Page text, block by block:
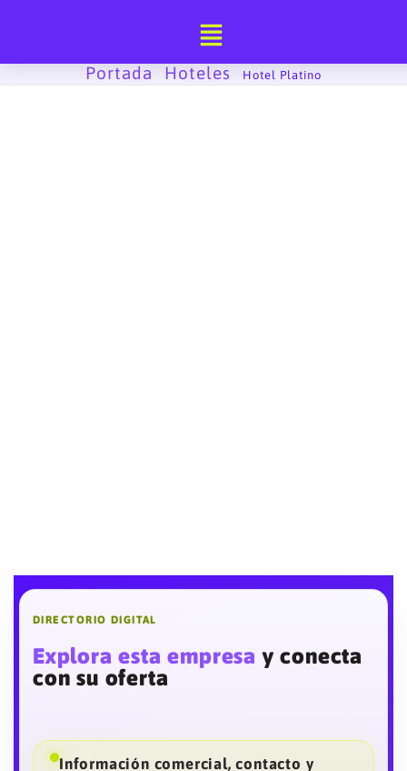
contenidoPortada Hoteles Hotel Platino
DIRECTORIO DIGITAL
Explora esta empresa y conecta
con su oferta
Información comercial, contacto y